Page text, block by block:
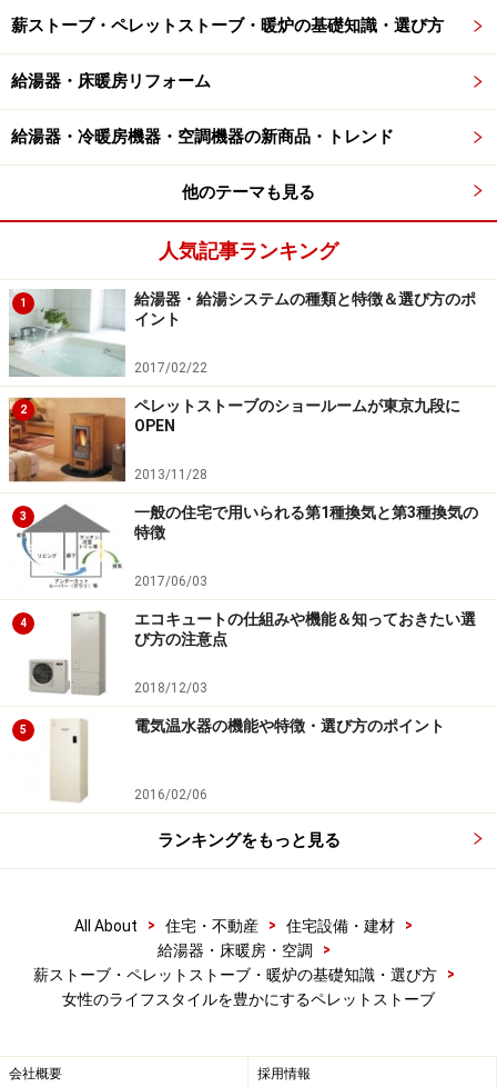
として使い始めました。
京都の町家にペレットストーブが暖を運んでくれる*
「ペレットストーブ」のことを知っている人は
まだまだ少ない時期でしたので、使用実践例として今後
の普及啓発の拠点となればという気持ちがありました。
ふわっと香る木のにおい。決して飽きのこ
ない炎に魅せられて
--- 2004年からということはすでに10年間もペレットス
トーブを使っているのですね。「ペレットストーブのあ
る暮らしの魅力」を教えてください。
松田氏： ペレットストーブが燃焼している店内に入った
とき、木のにおいがふわっと香ります。そして赤い炎は
ずっと見ていても飽きることはありません。家の中で
「火」を使うことが少なくなった現在の暮らしを豊かに
してくれる力がペレットストーブにはあります。
もちろん、体を芯から暖めてくれる暖房力も魅力です。
また、街中でも比較的使いやすく、薪ストーブに比べて
設置が簡単であることも魅力です。
次のページで、松田さんが火のある暮らしにこだわるわ
けをお聞きしました。
い。
薪ストーブ・ペレットストーブ・暖炉の基礎知識・選び方
給湯器・床暖房リフォーム
給湯器・冷暖房機器・空調機器の新商品・トレンド
他のテーマも見る
人気記事ランキング
1
給湯器・給湯システムの種類と特徴＆選び方のポ
イント
2017/02/22
2
ペレットストーブのショールームが東京九段に
OPEN
2013/11/28
3
一般の住宅で用いられる第1種換気と第3種換気の
特徴
2017/06/03
4
エコキュートの仕組みや機能＆知っておきたい選
び方の注意点
2018/12/03
5 電気温水器の機能や特徴・選び方のポイント
2016/02/06
ランキングをもっと見る
All About > 住宅・不動産 > 住宅設備・建材
>
給湯器・床暖房・空調
>
薪ストーブ・ペレットストーブ・暖炉の基礎知識・選び方
>
女性のライフスタイルを豊かにするペレットストーブ
会社概要 採用情報